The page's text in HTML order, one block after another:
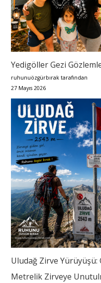
Yedigöller Gezi
ruhunuözgürbırak tarafından
27 Mayıs 2026
Uludağ Zirve Yürüyüşü:
Metrelik Zirveye